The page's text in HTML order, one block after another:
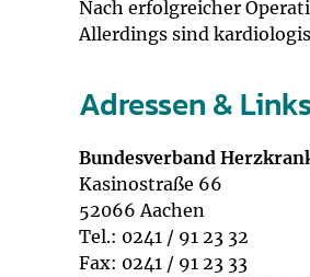
Nach erfolgreicher
Allerdings sind
Adressen &
Bundesverband
Kasinostraße 66
52066 Aachen
Tel.: 0241 / 91 23 32
Fax: 0241 / 91 23 33